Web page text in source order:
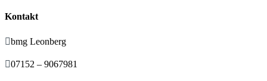
Kontakt
bmg Leonberg
07152 – 9067981